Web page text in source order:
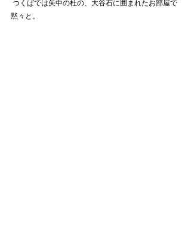
黙々と。